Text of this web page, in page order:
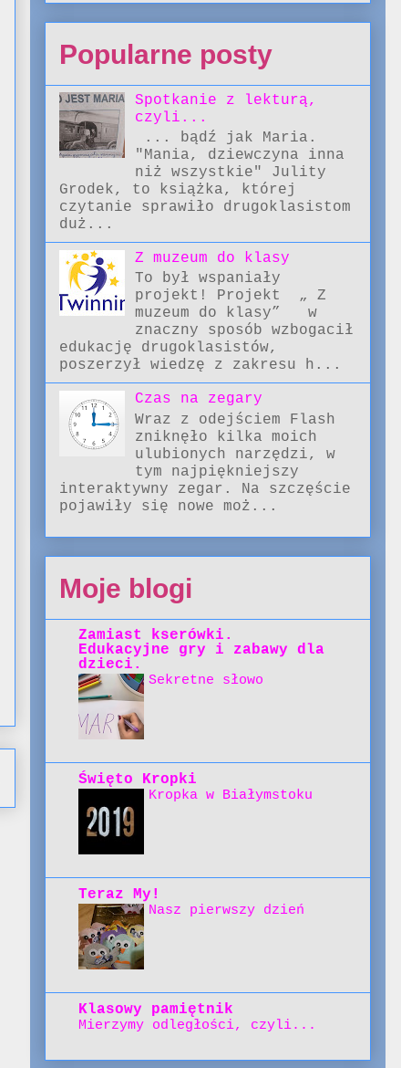
Popularne posty
Spotkanie z lekturą,
czyli...
... bądź jak Maria.
"Mania, dziewczyna inna
niż wszystkie" Julity
Grodek, to książka, której
czytanie sprawiło drugoklasistom
duż...
Z muzeum do klasy
To był wspaniały
projekt! Projekt „ Z
muzeum do klasy” w
znaczny sposób wzbogacił
edukację drugoklasistów,
poszerzył wiedzę z zakresu h...
Czas na zegary
Wraz z odejściem Flash
zniknęło kilka moich
ulubionych narzędzi, w
tym najpiękniejszy
interaktywny zegar. Na szczęście
pojawiły się nowe moż...
Moje blogi
Zamiast kserówki.
Edukacyjne gry i zabawy dla
dzieci.
Sekretne słowo
Święto Kropki
Kropka w Białymstoku
Teraz My!
Nasz pierwszy dzień
Klasowy pamiętnik
Mierzymy odległości, czyli...